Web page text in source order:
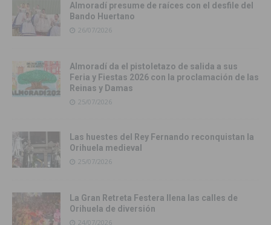
Almoradí presume de raíces con el desfile del
Bando Huertano
26/07/2026
Almoradí da el pistoletazo de salida a sus
Feria y Fiestas 2026 con la proclamación de las
Reinas y Damas
25/07/2026
Las huestes del Rey Fernando reconquistan la
Orihuela medieval
25/07/2026
La Gran Retreta Festera llena las calles de
Orihuela de diversión
24/07/2026